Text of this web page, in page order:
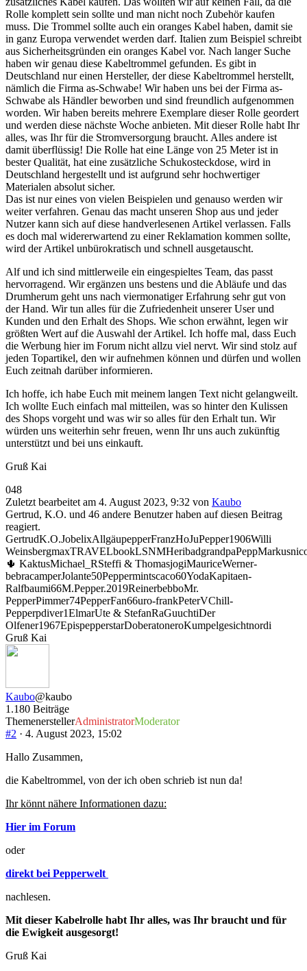
Rolle komplett sein sollte und man nicht noch Zubehör kaufen
muss. Die Trommel sollte auch ein oranges Kabel haben, damit sie
in ganz Europa verwendet werden darf. Italien zum Beispiel schreibt
aus Sicherheitsgründen ein oranges Kabel vor. Nach langer Suche
haben wir genau diese Kabeltrommel gefunden. Es gibt in
Deutschland nur einen Hersteller, der diese Kabeltrommel herstellt,
nämlich die Firma as-Schwabe! Wir haben uns bei der Firma as-
Schwabe als Händler beworben und sind freundlich aufgenommen
worden. Wir haben bereits mehrere Exemplare dieser Rolle geordert
und werden diese nächste Woche anbieten. Mit dieser Rolle habt Ihr
alles, was Ihr für die Stromversorgung braucht. Alles andere ist
damit überflüssig! Die Rolle hat eine Länge von 25 Meter ist in
bester Qualität, hat eine zusätzliche Schukosteckdose, wird in
Deutschland hergestellt und ist aufgrund sehr hochwertiger
Materialen absolut sicher.
Das ist nur eines von vielen Beispielen und genauso werden wir
weiter verfahren. Genau das macht unseren Shop aus und jeder
Nutzer kann sich auf diese handverlesenen Artikel verlassen. Falls
es doch mal widererwartend zu einer Reklamation kommen sollte,
wird der Artikel unbürokratisch und schnell ausgetauscht.
Alf und ich sind mittlerweile ein eingespieltes Team, das passt
hervorragend. Wir ergänzen uns bestens und die Abläufe und das
Drumherum geht uns nach viermonatiger Erfahrung sehr gut von
der Hand. Wir tun alles für die Zufriedenheit unserer User und
Kunden und den Erhalt des Shops. Wie schon erwähnt, legen wir
größten Wert auf die Auswahl der Artikel. Ich hoffe mal, dass Euch
die Werbung hier im Forum nicht allzu viel nervt. Wir sind stolz auf
jeden Topartikel, den wir aufnehmen können und dürfen und wollen
Euch zeitnah darüber informieren.
Ich hoffe, ich habe Euch mit meinem langen Text nicht gelangweilt.
Ich wollte Euch einfach mal mitteilen, was so hinter den Kulissen
des Shops vorgeht und was wir so alles für den Erhalt tun. Wir
würden uns weiterhin sehr freuen, wenn Ihr uns auch zukünftig
unterstützt und bei uns einkauft.
Gruß Kai
Anklicken
für
Daumen
nach
unten.
0Anklicken
für
Daumen
nach
oben.
48
Zuletzt bearbeitet am 4. August 2023, 9:32 von Kaubo
Gertrud, K.O. und 46 andere Benutzer haben auf diesen Beitrag
reagiert.
GertrudK.O.JobelixAllgäupepperFranzHoJuPepper1906Willi
WeinsbergmaxTRAVELbookLSNMHeribadgrandpaPepp
🌵 KaktusMichael_RSteffi & ThomasjogiMauriceWerner-
bebracamperJolante50Peppermintscaco60YodaKapitaen-
Ralfbaumi66M.Pepper.2019ReinerbebboMr.
PepperPimmer74PepperFan66uro-frankPeterVChill-
Pepperpdiver1ElmarUte & StefanRaGuuchtiDer
Olfener1967EpispepperstarDoberatoneroKumpelgesichtnordi
Gruß Kai
Kaubo@kaubo
1.180 Beiträge
ThemenerstellerAdministratorModerator
#2 · 4. August 2023, 15:02
Hallo Zusammen,
die Kabeltrommel, von der ich oben schrieb ist nun da!
Ihr könnt nähere Informationen dazu:
Hier im Forum
oder
direkt bei Pepperwelt
nachlesen.
Mit dieser Kabelrolle habt Ihr alles, was Ihr braucht und für
die Ewigkeit ausgesorgt!
Gruß Kai